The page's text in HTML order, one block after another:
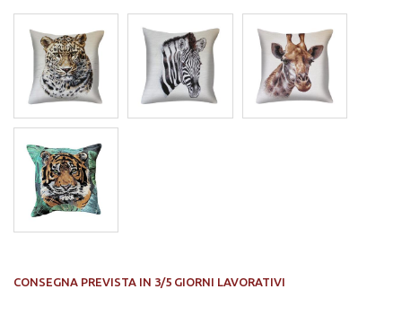
CONSEGNA PREVISTA IN 3/5 GIORNI LAVORATIVI